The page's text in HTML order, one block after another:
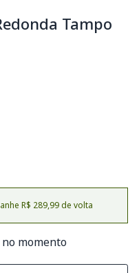
Tampo
R$ 289,99 de volta
momento